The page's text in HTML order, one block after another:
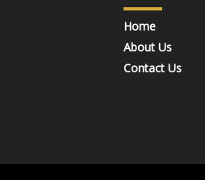
Home
About Us
Contact Us